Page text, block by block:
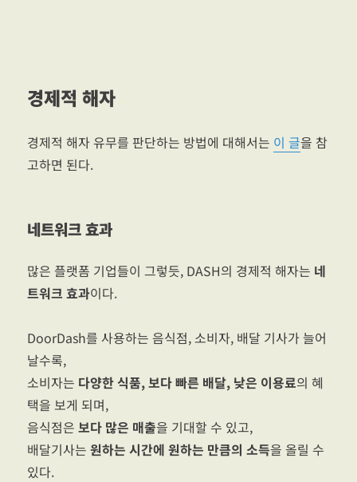
경제적 해자
경제적 해자 유무를 판단하는 방법에 대해서는 이 글을 참
고하면 된다.
네트워크 효과
많은 플랫폼 기업들이 그렇듯, DASH의 경제적 해자는 네
트워크 효과이다.
DoorDash를 사용하는 음식점, 소비자, 배달 기사가 늘어
날수록,
소비자는 다양한 식품, 보다 빠른 배달, 낮은 이용료의 혜
택을 보게 되며,
음식점은보다 많은 매출을 기대할 수 있고,
배달기사는원하는 시간에 원하는 만큼의 소득을 올릴 수
있다.